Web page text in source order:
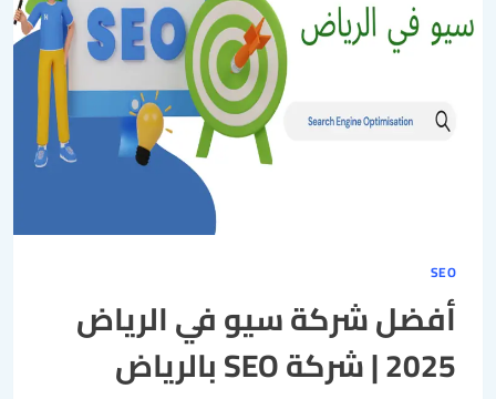
SEO
أفضل شركة سيو في الرياض
2025 | شركة SEO بالرياض